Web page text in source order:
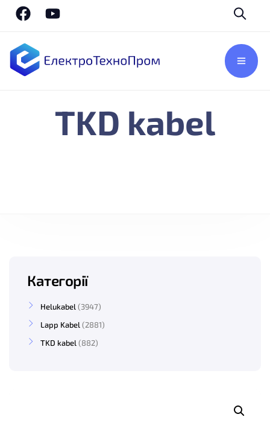
TKD kabel
Категорії
Helukabel
3947
Lapp Kabel
2881
TKD kabel
882